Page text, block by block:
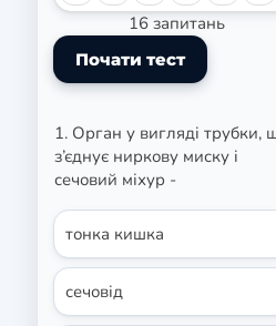
16 запитань
1. Орган у вигляді трубки,
з’єднує ниркову миску і
сечовий міхур -
тонка кишка
сечовід